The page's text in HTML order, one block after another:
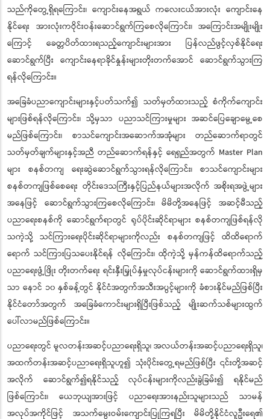
သည်ကိုတွေ့ရှိရကြောင်း၊ ကျောင်းနေအရွယ် ကလေးငယ်အားလုံး ကျောင်းနေ
နိုင်ရေး အားလုံးကဝိုင်းဝန်းဆောင်ရွက်ကြစေလိုကြောင်း၊ အကြောင်းအမျိုးမျိုး
ကြောင့် ခေတ္တပိတ်ထားရသည့်ကျောင်းများအား ပြန်လည်ဖွင့်လှစ်နိုင်ရေး
ဆောင်ရွက်ပြီး ကျောင်းနေရာခိုင်နှုန်းများတိုးတက်အောင် ဆောင်ရွက်သွားကြ
ရန်လိုကြောင်း။
အခြေခံပညာကျောင်းများနှင့်ပတ်သက်၍ သတ်မှတ်ထားသည့် စံကိုက်ကျောင်း
များဖြစ်ရန်လိုကြောင်း၊ သို့မှသာ ပညာသင်ကြားမှုများ အဆင်ပြေချောမွေ့စေ
မည်ဖြစ်ကြောင်း၊ စာသင်ကျောင်းအဆောက်အအုံများ တည်ဆောက်ရာတွင်
သတ်မှတ်ချက်များနှင့်အညီ တည်ဆောက်ရန်နှင့် ရေရှည်အတွက် Master Plan
များ စနစ်တကျ ရေးဆွဲဆောင်ရွက်သွားရန်လိုကြောင်း၊ စာသင်ကျောင်းများ
စနစ်တကျဖြစ်စေရေး တိုင်းဒေသကြီးနှင့်ပြည်နယ်များအလိုက် အစိုးရအဖွဲ့များ
အနေဖြင့် ဆောင်ရွက်သွားကြစေလိုကြောင်း၊ မိမိတို့အနေဖြင့် အဆင့်မီသည့်
ပညာရေးစနစ်ကို ဆောင်ရွက်ရာတွင် ရုပ်ပိုင်းဆိုင်ရာများ စနစ်တကျဖြစ်ရန်လို
သကဲ့သို့ သင်ကြားရေးပိုင်းဆိုင်ရာများကိုလည်း စနစ်တကျဖြင့် ထိထိရောက်
ရောက် သင်ကြားပြသပေးနိုင်ရန် လိုကြောင်း၊ ထိုကဲ့သို့ မှန်ကန်ထိရောက်သည့်
ပညာရေးဖွံ့ဖြိုး တိုးတက်ရေး ရင်းနှီးမြှုပ်နှံမှုလုပ်ငန်းများကို ဆောင်ရွက်ထားရှိမှ
သာ နောင် ၁၀ နှစ်ခန့်တွင် နိုင်ငံအတွက်အသီးအပွင့်များကို ခံစားနိုင်မည်ဖြစ်ပြီး
နိုင်ငံတော်အတွက် အခြေခံကောင်းများရှိပြီးဖြစ်သည့် မျိုးဆက်သစ်များထွက်
ပေါ်လာမည်ဖြစ်ကြောင်း။
ပညာရေးတွင် မူလတန်းအဆင့်ပညာရေးရှိသူ၊ အလယ်တန်းအဆင့်ပညာရေးရှိသူ၊
အထက်တန်းအဆင့်ပညာရေးရှိသူဟူ၍ သုံးပိုင်းတွေ့ရမည်ဖြစ်ပြီး ၎င်းတို့အဆင့်
အလိုက် ဆောင်ရွက်၍ရနိုင်သည့် လုပ်ငန်းများကိုလည်းခွဲခြမ်း၍ ရနိုင်မည်
ဖြစ်ကြောင်း၊ ယေဘုယျအားဖြင့် ပညာရေးအားနည်းသူများသည် သာမန်
အလုပ်အကိုင်ဖြင့် အသက်မွေးဝမ်းကျောင်းပြုကြရပြီး မိမိတို့နိုင်ငံလူဦးရေ၏